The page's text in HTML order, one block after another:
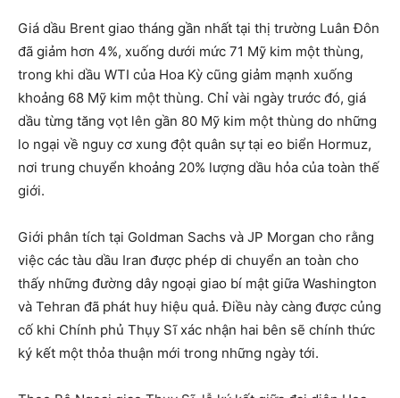
Giá dầu Brent giao tháng gần nhất tại thị trường Luân Đôn
đã giảm hơn 4%, xuống dưới mức 71 Mỹ kim một thùng,
trong khi dầu WTI của Hoa Kỳ cũng giảm mạnh xuống
khoảng 68 Mỹ kim một thùng. Chỉ vài ngày trước đó, giá
dầu từng tăng vọt lên gần 80 Mỹ kim một thùng do những
lo ngại về nguy cơ xung đột quân sự tại eo biển Hormuz,
nơi trung chuyển khoảng 20% lượng dầu hỏa của toàn thế
giới.
Giới phân tích tại Goldman Sachs và JP Morgan cho rằng
việc các tàu dầu Iran được phép di chuyển an toàn cho
thấy những đường dây ngoại giao bí mật giữa Washington
và Tehran đã phát huy hiệu quả. Điều này càng được củng
cố khi Chính phủ Thụy Sĩ xác nhận hai bên sẽ chính thức
ký kết một thỏa thuận mới trong những ngày tới.